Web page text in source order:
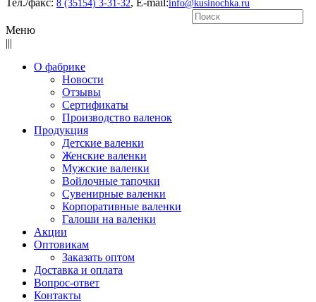
Тел./факс: 8 (35154) 3-31-32, E-mail:info@kusinochka.ru
Меню
|||
О фабрике
Новости
Отзывы
Сертификаты
Производство валенок
Продукция
Детские валенки
Женские валенки
Мужские валенки
Войлочные тапочки
Сувенирные валенки
Корпоративные валенки
Галоши на валенки
Акции
Оптовикам
Заказать оптом
Доставка и оплата
Вопрос-ответ
Контакты